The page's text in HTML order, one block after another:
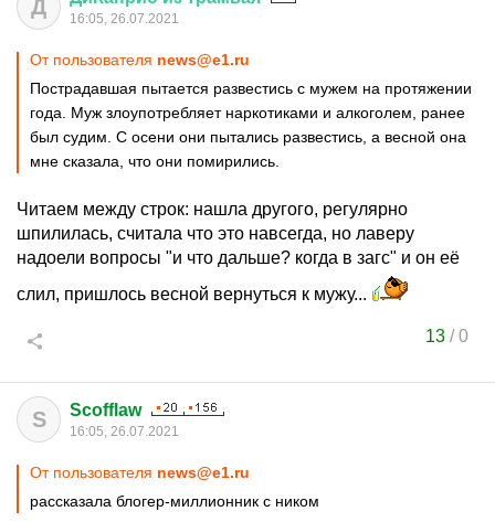
Д 16:05, 26.07.2021
От пользователя news@e1.ru
Пострадавшая пытается развестись с мужем на протяжении
года. Муж злоупотребляет наркотиками и алкоголем, ранее
был судим. С осени они пытались развестись, а весной она
мне сказала, что они помирились.
Читаем между строк: нашла другого, регулярно
шпилилась, считала что это навсегда, но лаверу
надоели вопросы "и что дальше? когда в загс" и он её
слил, пришлось весной вернуться к мужу...
13 /0
S Scofflaw
16:05, 26.07.2021
От пользователя news@e1.ru
рассказала блогер-миллионник с ником